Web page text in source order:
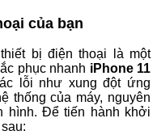
của bạn
bị điện thoại là một
phục nhanh iPhone 11
lỗi như xung đột ứng
thống của máy, nguyên
hình. Để tiến hành khởi